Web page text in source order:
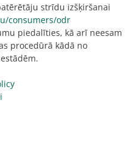
strīdu izšķiršanai
consumers/odr
piedalīties, kā arī neesam
procedūrā kādā no